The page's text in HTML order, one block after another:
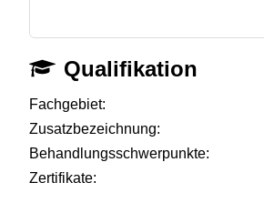
Qualifikation
Fachgebiet:
Zusatzbezeichnung:
Behandlungsschwerpunkte:
Zertifikate: